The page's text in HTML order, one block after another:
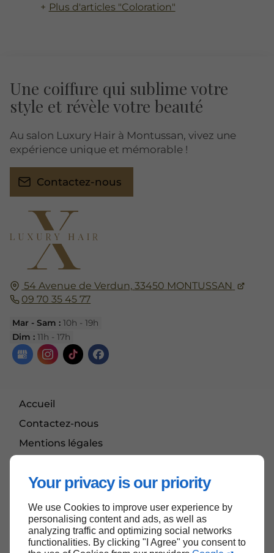
Your privacy is our priority
We use Cookies to improve user experience by
personalising content and ads, as well as
analyzing traffic and optimizing social networks
functionalities. By clicking "I Agree" you consent to
Plus d'articles "Coloration"
54 Avenue de Verdun, 33450 MONTUSSAN
09 70 35 45 77
Mar - Sam : 10h - 19h
Dim : 11h - 17h
Accueil
Contactez-nous
Mentions légales
Une coiffure qui sublime votre
style et révèle votre beauté
Au salon Luxury Hair à Montussan, vivez une
expérience unique et mémorable !
Contactez-nous
Haut de page